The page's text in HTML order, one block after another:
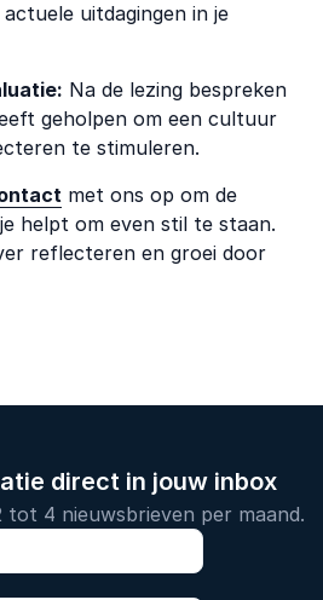
uitdagingen in je
Na de lezing bespreken
geholpen om een cultuur
te stimuleren.
met ons op om de
helpt om even stil te staan.
reflecteren en groei door
direct in jouw inbox
tot 4 nieuwsbrieven per maand.